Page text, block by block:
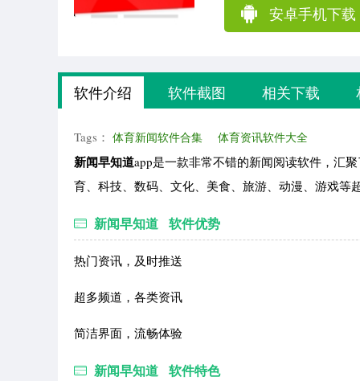
安卓手机下载
软件介绍 软件截图 相关下载
Tags： 体育新闻软件合集 体育资讯软件大全
新闻早知道app是一款非常不错的新闻阅读软件，汇
育、科技、数码、文化、美食、旅游、动漫、游戏等
新闻早知道 软件优势
热门资讯，及时推送
超多频道，各类资讯
简洁界面，流畅体验
新闻早知道 软件特色